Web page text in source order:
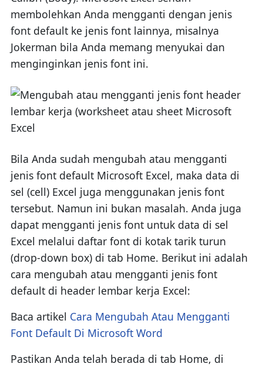
membolehkan Anda mengganti dengan jenis
font default ke jenis font lainnya, misalnya
Jokerman bila Anda memang menyukai dan
menginginkan jenis font ini.
Bila Anda sudah mengubah atau mengganti
jenis font default Microsoft Excel, maka data di
sel (cell) Excel juga menggunakan jenis font
tersebut. Namun ini bukan masalah. Anda juga
dapat mengganti jenis font untuk data di sel
Excel melalui daftar font di kotak tarik turun
(drop-down box) di tab Home. Berikut ini adalah
cara mengubah atau mengganti jenis font
default di header lembar kerja Excel:
Baca artikel Cara Mengubah Atau Mengganti
Font Default Di Microsoft Word
Pastikan Anda telah berada di tab Home, di